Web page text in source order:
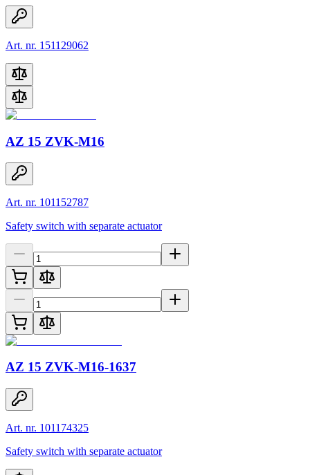
Art. nr. 151129062
AZ 15 ZVK-M16
Art. nr. 101152787
Safety switch with separate actuator
AZ 15 ZVK-M16-1637
Art. nr. 101174325
Safety switch with separate actuator